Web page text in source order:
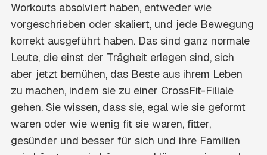
Workouts absolviert haben, entweder wie
vorgeschrieben oder skaliert, und jede Bewegung
korrekt ausgeführt haben. Das sind ganz normale
Leute, die einst der Trägheit erlegen sind, sich
aber jetzt bemühen, das Beste aus ihrem Leben
zu machen, indem sie zu einer CrossFit-Filiale
gehen. Sie wissen, dass sie, egal wie sie geformt
waren oder wie wenig fit sie waren, fitter,
gesünder und besser für sich und ihre Familien